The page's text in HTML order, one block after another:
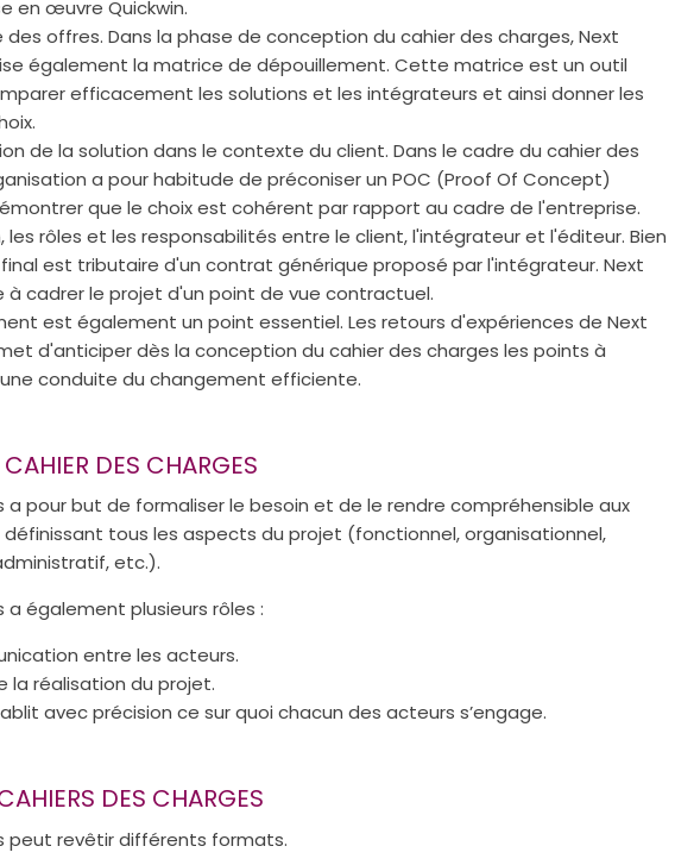
en œuvre Quickwin.
des offres. Dans la phase de conception du cahier des charges, Next
également la matrice de dépouillement. Cette matrice est un outil
efficacement les solutions et les intégrateurs et ainsi donner les
de la solution dans le contexte du client. Dans le cadre du cahier des
a pour habitude de préconiser un POC (Proof Of Concept)
que le choix est cohérent par rapport au cadre de l'entreprise.
les rôles et les responsabilités entre le client, l'intégrateur et l'éditeur. Bien
est tributaire d'un contrat générique proposé par l'intégrateur. Next
à cadrer le projet d'un point de vue contractuel.
est également un point essentiel. Les retours d'expériences de Next
d'anticiper dès la conception du cahier des charges les points à
conduite du changement efficiente.
DES CHARGES
a pour but de formaliser le besoin et de le rendre compréhensible aux
tous les aspects du projet (fonctionnel, organisationnel,
etc.).
a également plusieurs rôles :
entre les acteurs.
la réalisation du projet.
avec précision ce sur quoi chacun des acteurs s’engage.
DES CHARGES
peut revêtir différents formats.